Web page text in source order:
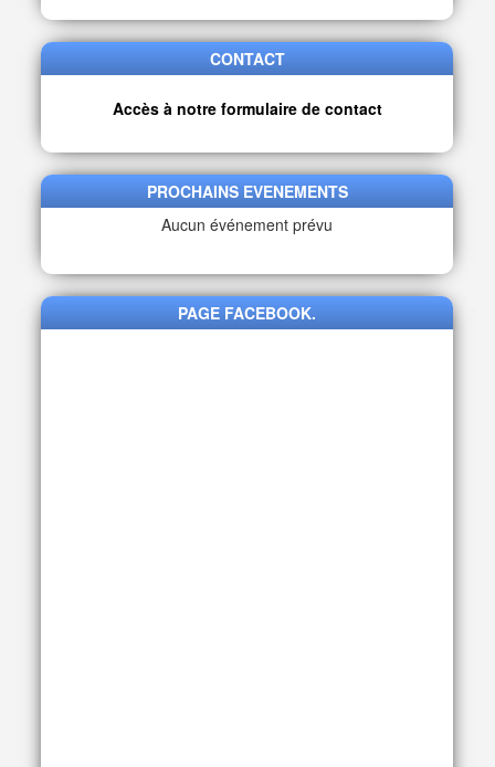
CONTACT
Accès à notre formulaire de contact
PROCHAINS EVENEMENTS
Aucun événement prévu
PAGE FACEBOOK.